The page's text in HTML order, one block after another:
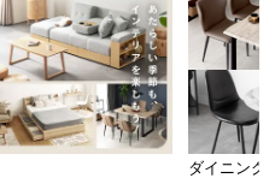
ダイニング